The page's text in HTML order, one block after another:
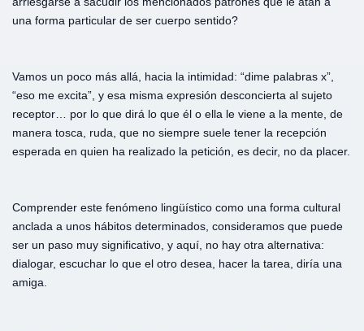
una forma particular de ser cuerpo sentido?
Vamos un poco más allá, hacia la intimidad: “dime palabras x”,
“eso me excita”, y esa misma expresión desconcierta al sujeto
receptor… por lo que dirá lo que él o ella le viene a la mente, de
manera tosca, ruda, que no siempre suele tener la recepción
esperada en quien ha realizado la petición, es decir, no da placer.
Comprender este fenómeno lingüístico como una forma cultural
anclada a unos hábitos determinados, consideramos que puede
ser un paso muy significativo, y aquí, no hay otra alternativa:
dialogar, escuchar lo que el otro desea, hacer la tarea, diría una
amiga.